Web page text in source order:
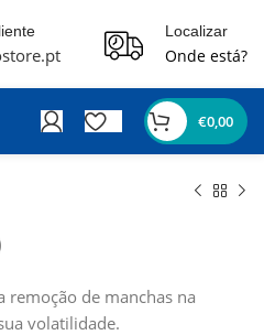
Localizar
Onde está?
€0,00
de manchas na
volatilidade.